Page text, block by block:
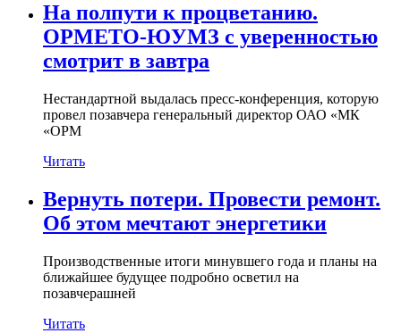
На полпути к процветанию.
ОРМЕТО-ЮУМЗ с уверенностью
смотрит в завтра
Нестандартной выдалась пресс-конференция, которую
провел позавчера генеральный директор ОАО «МК
«ОРМ
Читать
Вернуть потери. Провести ремонт.
Об этом мечтают энергетики
Производственные итоги минувшего года и планы на
ближайшее будущее подробно осветил на
позавчерашней
Читать